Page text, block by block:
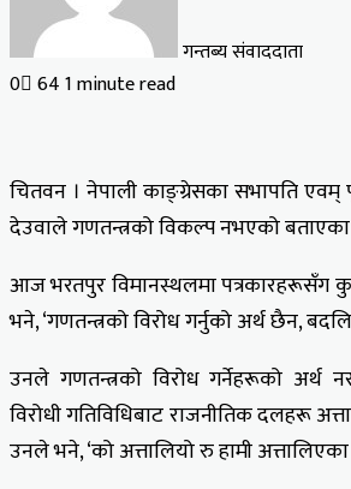
गन्तब्य संवाददाता
0 641 minute read
चितवन । नेपाली काङ्ग्रेसका सभापति एवम्
देउवाले गणतन्त्रको विकल्प नभएको
आज भरतपुर विमानस्थलमा पत्रकारहरूसँग
भने, ‘गणतन्त्रको विरोध गर्नुको अर्थ छैन,
उनले गणतन्त्रको विरोध गर्नेहरूको अर्थ
विरोधी गतिविधिबाट राजनीतिक दलहरू
उनले भने, ‘को अत्तालियो रु हामी